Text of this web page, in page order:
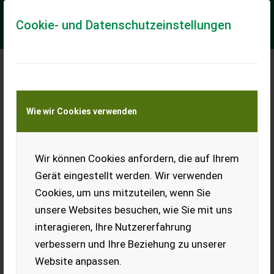
Cookie- und Datenschutzeinstellungen
Wie wir Cookies verwenden
Wir können Cookies anfordern, die auf Ihrem
Gerät eingestellt werden. Wir verwenden
Cookies, um uns mitzuteilen, wenn Sie
unsere Websites besuchen, wie Sie mit uns
interagieren, Ihre Nutzererfahrung
verbessern und Ihre Beziehung zu unserer
Website anpassen.
Meine Transportkostenanfrage
Transport von Land- und Baumaschinen –
KEINE Tiertransporte
Schwerlastregal MK
200x200x60
Fachlast von 350 kg, extra
hohe Spannbreite von 200
cm mit 4 Fächern, in der
Höhe verstellbar,
pulverbeschichtet, um eine
lange Lebensdauer